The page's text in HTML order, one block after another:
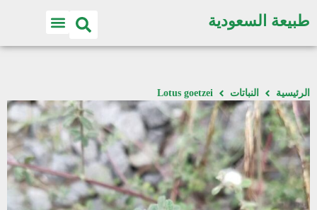
طبيعة السعودية
الرئيسية النباتات Lotus goetzei